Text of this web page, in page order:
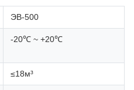
ЭВ-500
-20℃ ~ +20℃
≤18м³